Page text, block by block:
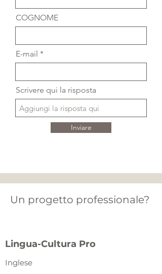
COGNOME
E-mail
Scrivere qui la risposta
Inviare
Un progetto professionale?
Lingua-Cultura Pro
Inglese